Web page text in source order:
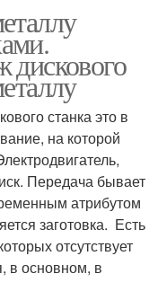
дискового
станка это в
на которой
Передача бывает
атрибутом
заготовка. Есть
отсутствует
в основном, в